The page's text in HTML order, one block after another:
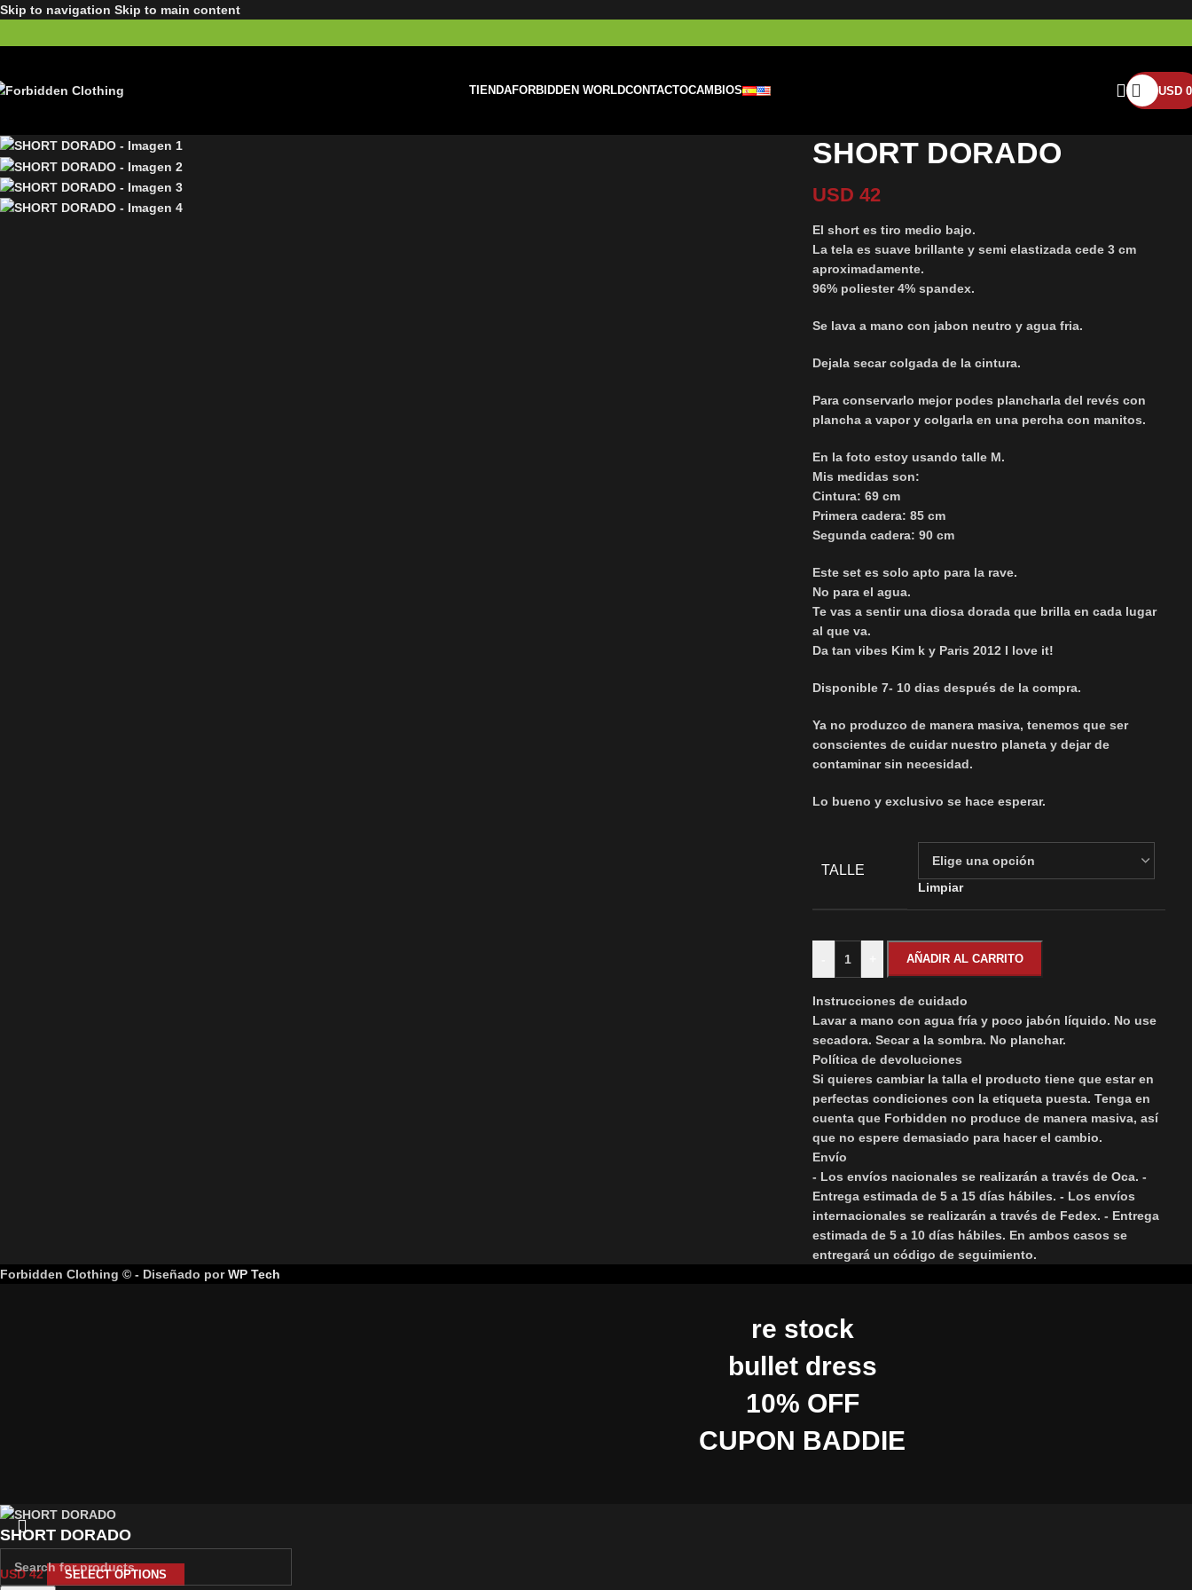
Skip to navigation Skip to main content
TIENDAFORBIDDEN WORLDCONTACTOCAMBIOS USD 0
SHORT DORADO
USD 42
El short es tiro medio bajo.
La tela es suave brillante y semi elastizada cede 3 cm
aproximadamente.
96% poliester 4% spandex.
Se lava a mano con jabon neutro y agua fria.
Dejala secar colgada de la cintura.
Para conservarlo mejor podes plancharla del revés con
plancha a vapor y colgarla en una percha con manitos.
En la foto estoy usando talle M.
Mis medidas son:
Cintura: 69 cm
Primera cadera: 85 cm
Segunda cadera: 90 cm
Este set es solo apto para la rave.
No para el agua.
Te vas a sentir una diosa dorada que brilla en cada lugar
al que va.
Da tan vibes Kim k y Paris 2012 I love it!
Disponible 7- 10 dias después de la compra.
Ya no produzco de manera masiva, tenemos que ser
conscientes de cuidar nuestro planeta y dejar de
contaminar sin necesidad.
Lo bueno y exclusivo se hace esperar.
TALLE
Limpiar
AÑADIR AL CARRITO
Instrucciones de cuidado
Lavar a mano con agua fría y poco jabón líquido. No use
secadora. Secar a la sombra. No planchar.
Política de devoluciones
Si quieres cambiar la talla el producto tiene que estar en
perfectas condiciones con la etiqueta puesta. Tenga en
cuenta que Forbidden no produce de manera masiva, así
que no espere demasiado para hacer el cambio.
Envío
- Los envíos nacionales se realizarán a través de Oca. -
Entrega estimada de 5 a 15 días hábiles. - Los envíos
internacionales se realizarán a través de Fedex. - Entrega
estimada de 5 a 10 días hábiles. En ambos casos se
entregará un código de seguimiento.
Forbidden Clothing © - Diseñado porWP Tech
re stock
bullet dress
10% OFF
CUPON BADDIE
SHORT DORADO
USD42 SELECT OPTIONS